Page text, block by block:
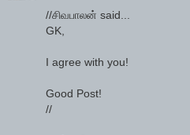
//சிவபாலன் said...
GK,
I agree with you!
Good Post!
//